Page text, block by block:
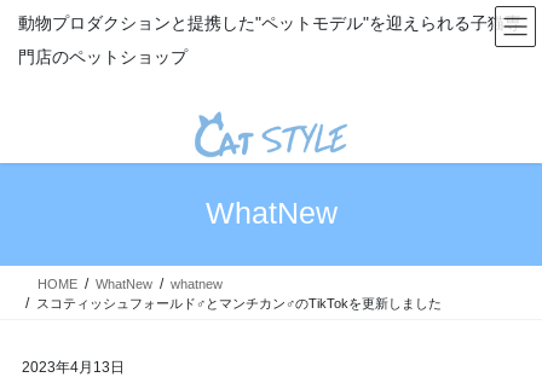
ス
ン
動物プロダクションと提携した"ペットモデル"を迎えられる子猫専
門店のペットショップ
WhatNew
HOME WhatNew
whatnew
スコティッシュフォールド♂とマンチカン♂のTikTokを更新しました
2023年4月13日